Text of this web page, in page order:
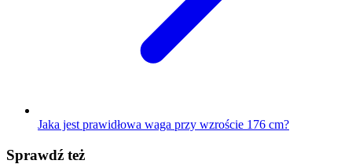
Jaka jest prawidłowa waga przy wzroście 176 cm?
Sprawdź też